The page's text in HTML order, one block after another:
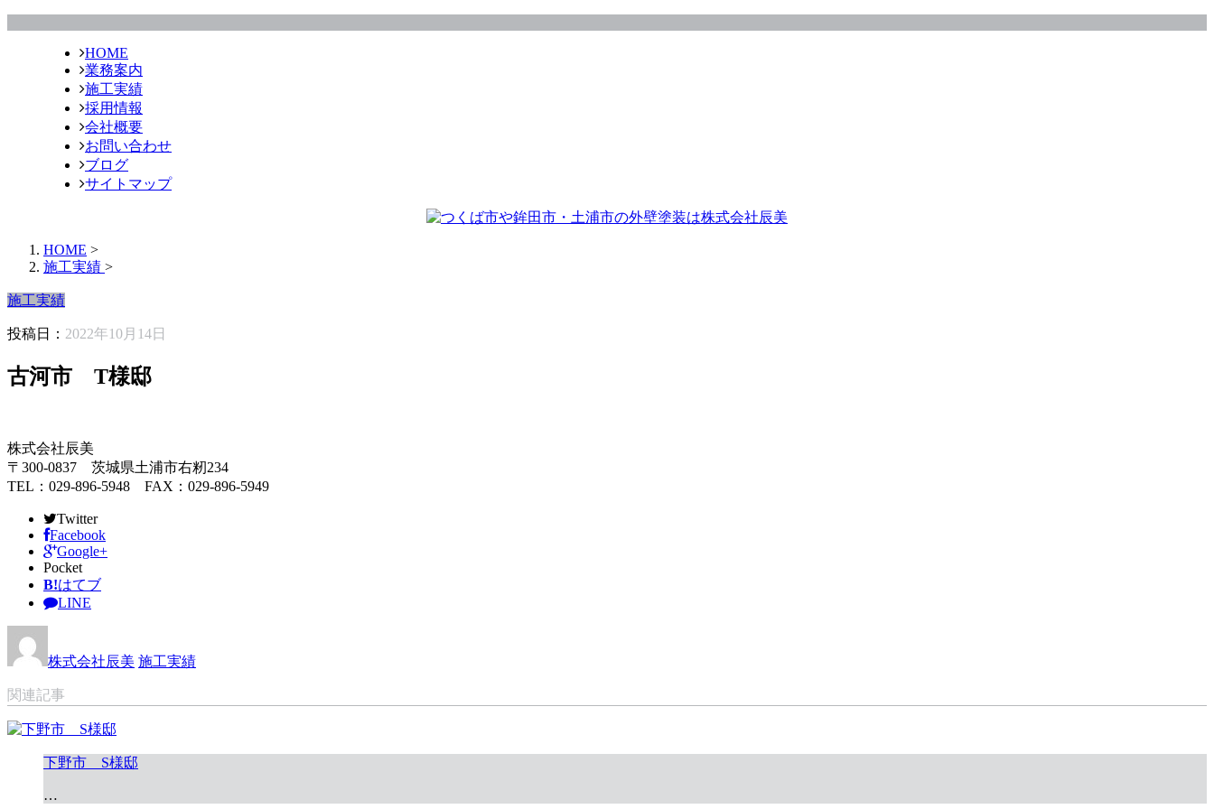
HOME
業務案内
施工実績
採用情報
会社概要
お問い合わせ
ブログ
サイトマップ
HOME >
施工実績 >
施工実績
投稿日： 2022年10月14日
古河市 T様邸
株式会社辰美
〒300-0837 茨城県土浦市右籾234
TEL：029-896-5948 FAX：029-896-5949
Twitter
Facebook
Google+
Pocket
B!はてブ
LINE
株式会社辰美 施工実績
関連記事
下野市 S様邸
…